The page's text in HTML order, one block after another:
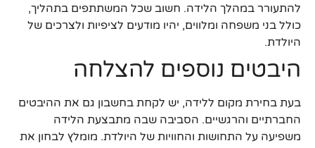
להתעורר במהלך הלידה. חשוב שכל המשתתפים בתהליך,
כולל בני משפחה ומלווים, יהיו מודעים לציפיות ולצרכים של
היולדת.
היבטים נוספים להצלחה
בעת בחירת מקום ללידה, יש לקחת בחשבון גם את ההיבטים
החברתיים והרגשיים. הסביבה שבה מתבצעת הלידה
משפיעה על התחושות והחוויות של היולדת. מומלץ לבחון את